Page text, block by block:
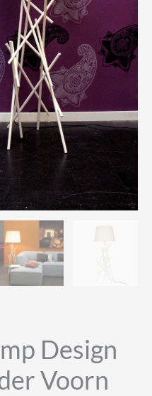
Design
Voorn